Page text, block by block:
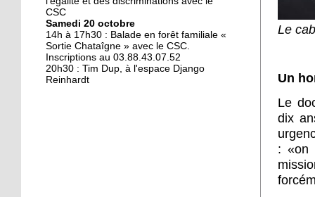
chevet du Neuhof
18 octobre 2017
Kamisa Negra : première !
CSC
Samedi 20 octobre
14h à 17h30 : Balade en forêt familiale «
Sortie Chataîgne » avec le CSC.
Inscriptions au 03.88.43.07.52
20h30 : Tim Dup, à l'espace Django
Reinhardt
Le
Un
Le
dix
:«on